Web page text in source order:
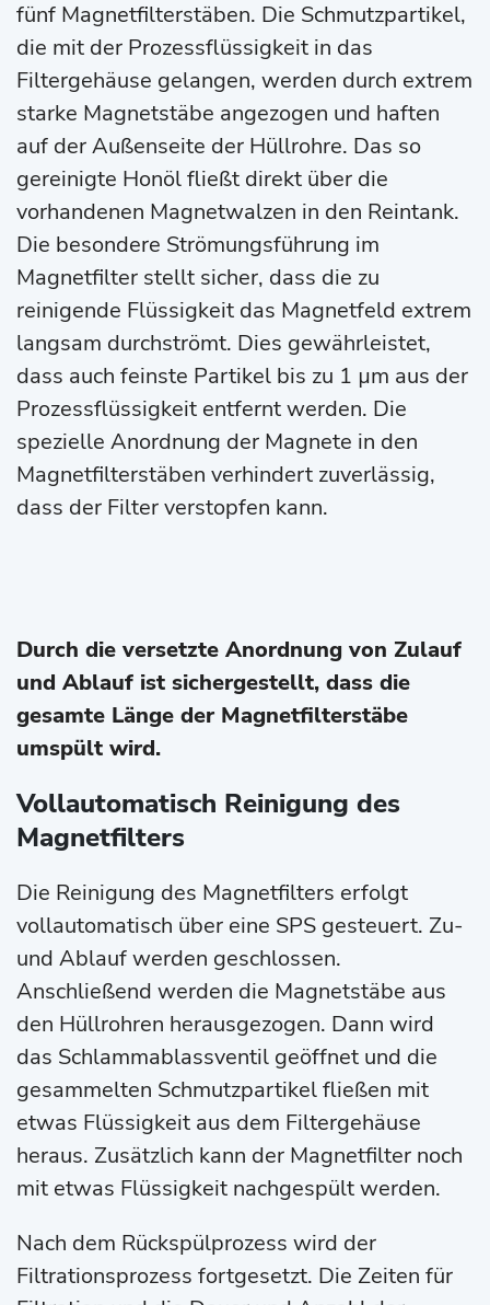
fünf Magnetfilterstäben. Die Schmutzpartikel,
die mit der Prozessflüssigkeit in das
Filtergehäuse gelangen, werden durch extrem
starke Magnetstäbe angezogen und haften
auf der Außenseite der Hüllrohre. Das so
gereinigte Honöl fließt direkt über die
vorhandenen Magnetwalzen in den Reintank.
Die besondere Strömungsführung im
Magnetfilter stellt sicher, dass die zu
reinigende Flüssigkeit das Magnetfeld extrem
langsam durchströmt. Dies gewährleistet,
dass auch feinste Partikel bis zu 1 µm aus der
Prozessflüssigkeit entfernt werden. Die
spezielle Anordnung der Magnete in den
Magnetfilterstäben verhindert zuverlässig,
dass der Filter verstopfen kann.
Durch die versetzte Anordnung von Zulauf
und Ablauf ist sichergestellt, dass die
gesamte Länge der Magnetfilterstäbe
umspült wird.
Vollautomatisch Reinigung des
Magnetfilters
Die Reinigung des Magnetfilters erfolgt
vollautomatisch über eine SPS gesteuert. Zu-
und Ablauf werden geschlossen.
Anschließend werden die Magnetstäbe aus
den Hüllrohren herausgezogen. Dann wird
das Schlammablassventil geöffnet und die
gesammelten Schmutzpartikel fließen mit
etwas Flüssigkeit aus dem Filtergehäuse
heraus. Zusätzlich kann der Magnetfilter noch
mit etwas Flüssigkeit nachgespült werden.
Nach dem Rückspülprozess wird der
Filtrationsprozess fortgesetzt. Die Zeiten für